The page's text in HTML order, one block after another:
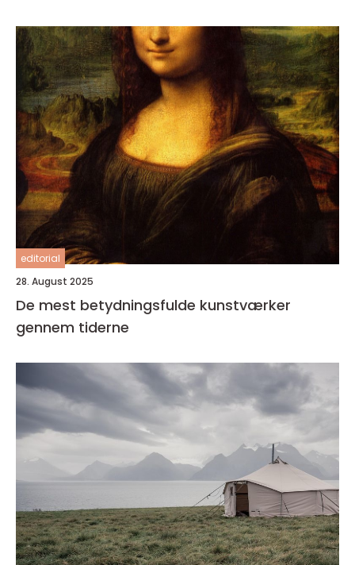
editorial
28. August 2025
De mest betydningsfulde kunstværker
gennem tiderne